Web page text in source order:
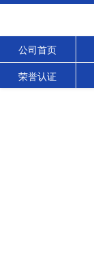
公司首页
荣誉认证